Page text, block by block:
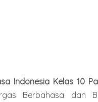
Indonesia Kelas 10
Berbahasa dan